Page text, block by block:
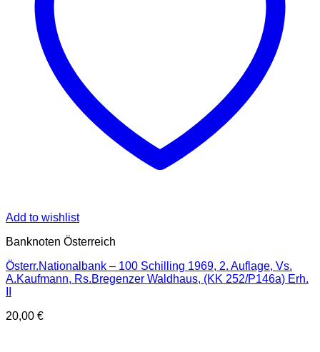
Add to wishlist
Banknoten Österreich
Österr.Nationalbank – 100 Schilling 1969, 2. Auflage, Vs.
A.Kaufmann, Rs.Bregenzer Waldhaus, (KK 252/P146a) Erh.
20,00 €